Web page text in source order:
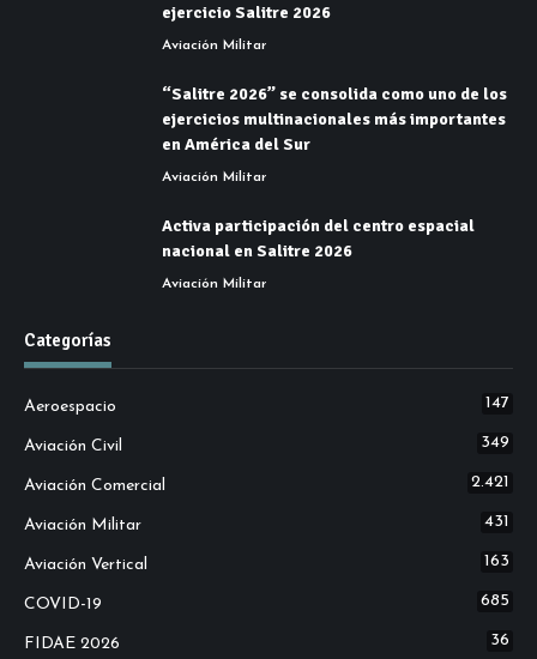
ejercicio Salitre 2026
Aviación Militar
“Salitre 2026” se consolida como uno de los
ejercicios multinacionales más importantes
en América del Sur
Aviación Militar
Activa participación del centro espacial
nacional en Salitre 2026
Aviación Militar
Categorías
Aeroespacio 147
Aviación Civil 349
Aviación Comercial 2.421
Aviación Militar 431
Aviación Vertical 163
COVID-19 685
FIDAE 2026 36